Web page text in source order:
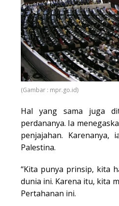
(Gambar : mpr.go.id)
Hal yang sama juga
perdananya. Ia
penjajahan.
Palestina.
“Kita punya prinsip, kita
dunia ini. Karena itu, kita
Pertahanan ini.